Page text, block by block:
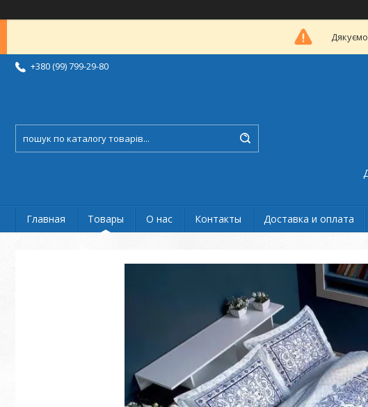
+380 (99) 799-29-80
Главная Товары О нас Контакты Доставка и оплата